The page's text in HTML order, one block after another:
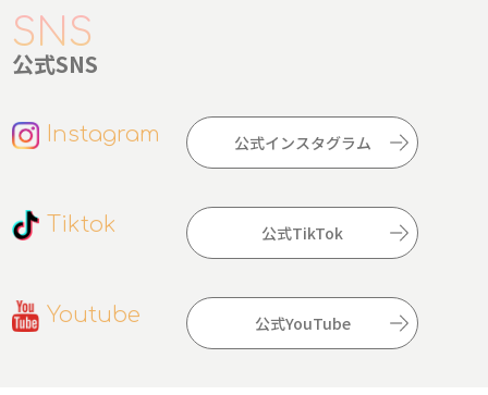
公式SNS
Instagram 公式インスタグラム
Tiktok 公式TikTok
Youtube 公式YouTube